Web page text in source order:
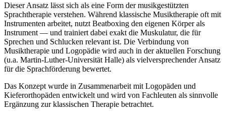
Dieser Ansatz lässt sich als eine Form der musikgestützten
Sprachtherapie verstehen. Während klassische Musiktherapie oft mit
Instrumenten arbeitet, nutzt Beatboxing den eigenen Körper als
Instrument — und trainiert dabei exakt die Muskulatur, die für
Sprechen und Schlucken relevant ist. Die Verbindung von
Musiktherapie und Logopädie wird auch in der aktuellen Forschung
(u.a. Martin-Luther-Universität Halle) als vielversprechender Ansatz
für die Sprachförderung bewertet.
Das Konzept wurde in Zusammenarbeit mit Logopäden und
Kieferorthopäden entwickelt und wird von Fachleuten als sinnvolle
Ergänzung zur klassischen Therapie betrachtet.